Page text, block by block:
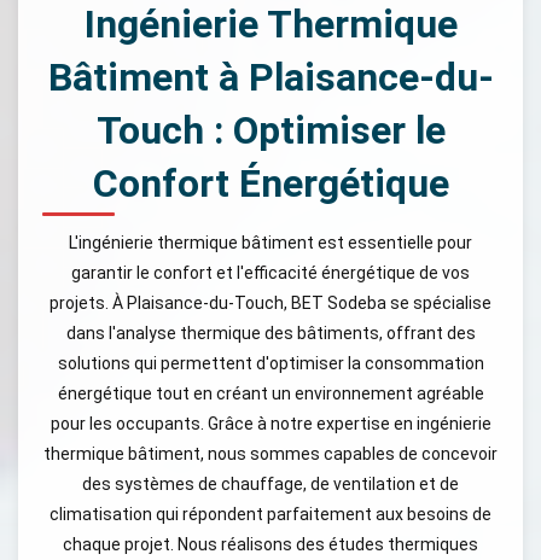
Ingénierie Thermique
Bâtiment à Plaisance-du-
Touch : Optimiser le
Confort Énergétique
L'ingénierie thermique bâtiment est essentielle pour
garantir le confort et l'efficacité énergétique de vos
projets. À Plaisance-du-Touch, BET Sodeba se spécialise
dans l'analyse thermique des bâtiments, offrant des
solutions qui permettent d'optimiser la consommation
énergétique tout en créant un environnement agréable
pour les occupants. Grâce à notre expertise en ingénierie
thermique bâtiment, nous sommes capables de concevoir
des systèmes de chauffage, de ventilation et de
climatisation qui répondent parfaitement aux besoins de
chaque projet. Nous réalisons des études thermiques